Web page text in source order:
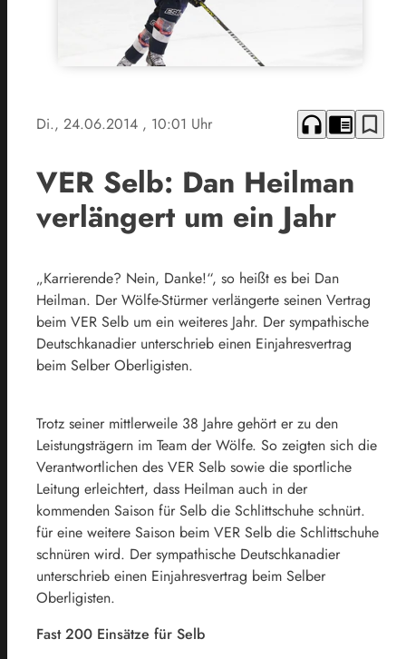
Di., 24.06.2014 , 10:01 Uhr headphones chrome_reader_mode bookmark_border
VER Selb: Dan Heilman
verlängert um ein Jahr
„Karrierende? Nein, Danke!“, so heißt es bei Dan
Heilman. Der Wölfe-Stürmer verlängerte seinen Vertrag
beim VER Selb um ein weiteres Jahr. Der sympathische
Deutschkanadier unterschrieb einen Einjahresvertrag
beim Selber Oberligisten.
Trotz seiner mittlerweile 38 Jahre gehört er zu den
Leistungsträgern im Team der Wölfe. So zeigten sich die
Verantwortlichen des VER Selb sowie die sportliche
Leitung erleichtert, dass Heilman auch in der
kommenden Saison für Selb die Schlittschuhe schnürt.
für eine weitere Saison beim VER Selb die Schlittschuhe
schnüren wird. Der sympathische Deutschkanadier
unterschrieb einen Einjahresvertrag beim Selber
Oberligisten.
Fast 200 Einsätze für Selb